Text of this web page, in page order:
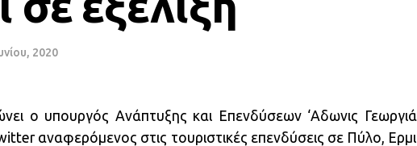
2020
ο υπουργός Ανάπτυξης και Επενδύσεων ‘Αδωνις
αναφερόμενος στις τουριστικές επενδύσεις σε Πύλο,